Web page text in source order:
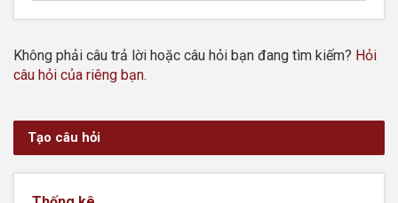
Không phải câu trả lời hoặc câu hỏi bạn đang tìm kiếm? Hỏi
câu hỏi của riêng bạn.
Tạo câu hỏi